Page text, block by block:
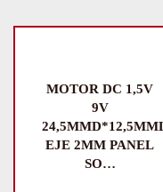
MOTOR DC 1,5V
9V
EJE 2MM PANEL
SO…